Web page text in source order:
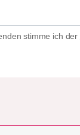
stimme ich der